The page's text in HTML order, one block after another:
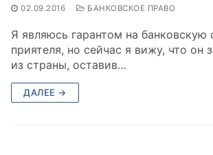
02.09.2016 БАНКОВСКОЕ ПРАВО
Я являюсь гарантом на банковскую
приятеля, но сейчас я вижу, что он
из страны, оставив…
ДАЛЕЕ →